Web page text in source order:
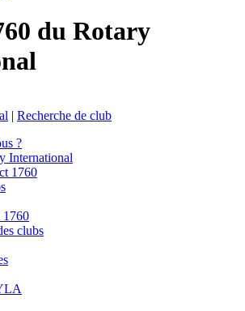
du Rotary
| Recherche de club
?
International
1760
1760
clubs